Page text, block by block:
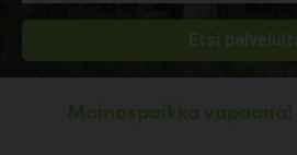
Mainospaikka vapaana!